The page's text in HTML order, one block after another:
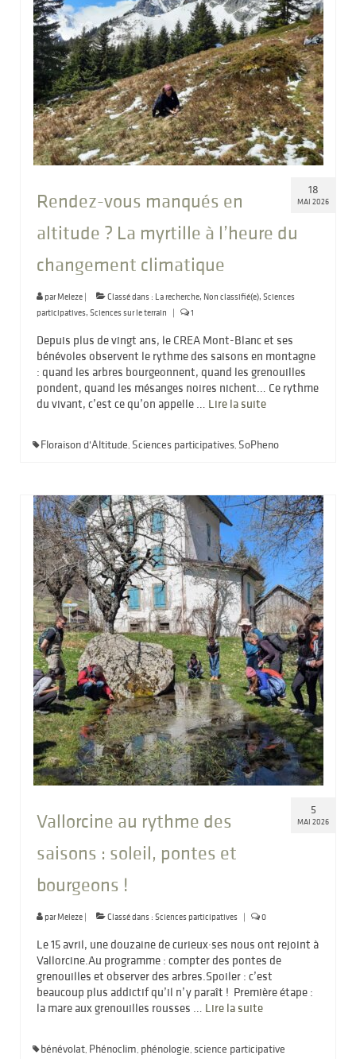
18
MAI 2026
Rendez-vous manqués en
altitude ? La myrtille à l’heure du
changement climatique
parMeleze | Classé dans : La recherche, Non classifié(e), Sciences
participatives, Sciences sur le terrain | 1
Depuis plus de vingt ans, le CREA Mont-Blanc et ses
bénévoles observent le rythme des saisons en montagne
: quand les arbres bourgeonnent, quand les grenouilles
pondent, quand les mésanges noires nichent… Ce rythme
du vivant, c’est ce qu’on appelle … Lire la suite­­
Floraison d'Altitude, Sciences participatives, SoPheno
5
MAI 2026
Vallorcine au rythme des
saisons : soleil, pontes et
bourgeons !
parMeleze | Classé dans : Sciences participatives | 0
Le 15 avril, une douzaine de curieux·ses nous ont rejoint à
Vallorcine.Au programme : compter des pontes de
grenouilles et observer des arbres.Spoiler : c’est
beaucoup plus addictif qu’il n’y paraît ! Première étape :
la mare aux grenouilles rousses … Lire la suite­­
bénévolat, Phénoclim, phénologie, science participative